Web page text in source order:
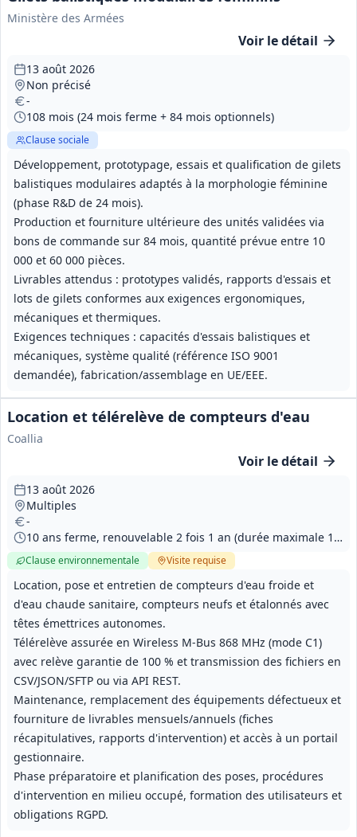
Ministère des Armées
Voir le détail
Développement, prototypage, essais et qualification de gilets
balistiques modulaires adaptés à la morphologie féminine
(phase R&D de 24 mois).
Production et fourniture ultérieure des unités validées via
bons de commande sur 84 mois, quantité prévue entre 10
000 et 60 000 pièces.
Livrables attendus : prototypes validés, rapports d'essais et
lots de gilets conformes aux exigences ergonomiques,
mécaniques et thermiques.
Exigences techniques : capacités d'essais balistiques et
mécaniques, système qualité (référence ISO 9001
demandée), fabrication/assemblage en UE/EEE.
13 août 2026
Non précisé
-
108 mois (24 mois ferme + 84 mois optionnels)
Clause sociale
Location et télérelève de compteurs d'eau
Coallia
Voir le détail
Location, pose et entretien de compteurs d'eau froide et
d'eau chaude sanitaire, compteurs neufs et étalonnés avec
têtes émettrices autonomes.
Télérelève assurée en Wireless M‑Bus 868 MHz (mode C1)
avec relève garantie de 100 % et transmission des fichiers en
CSV/JSON/SFTP ou via API REST.
Maintenance, remplacement des équipements défectueux et
fourniture de livrables mensuels/annuels (fiches
récapitulatives, rapports d'intervention) et accès à un portail
gestionnaire.
Phase préparatoire et planification des poses, procédures
d'intervention en milieu occupé, formation des utilisateurs et
obligations RGPD.
13 août 2026
Multiples
-
10 ans ferme, renouvelable 2 fois 1 an (durée maximale 12 ans)
Clause environnementale Visite requise